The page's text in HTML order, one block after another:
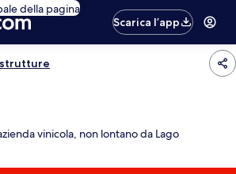
della pagina
Scarica l’app
vinicola, non lontano da Lago